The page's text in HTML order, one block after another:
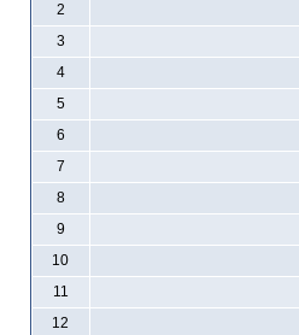
2
3
4
5
6
7
8
9
10
11
12